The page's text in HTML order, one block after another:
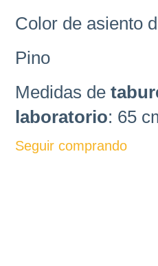
Color de asiento
Pino
Medidas de
laboratorio: 65
Seguir comprando